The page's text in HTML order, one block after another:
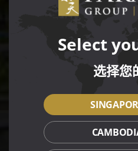
Select
选择您